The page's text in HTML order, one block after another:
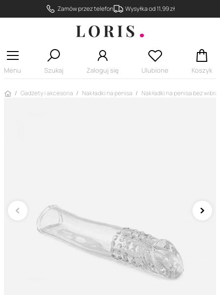
Zamów przez telefon Wysyłka od 11,99 zł
Menu Szukaj Zaloguj się Ulubione Koszyk
Strona główna
Gadżety i akcesoria Nakładki na penisa Nakładki na penisa bez